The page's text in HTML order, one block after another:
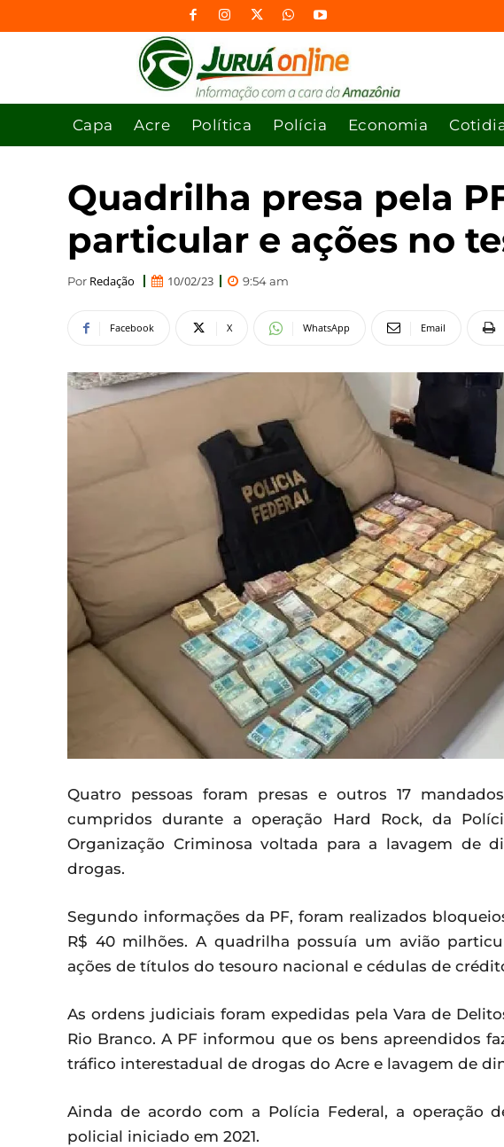
Capa Acre Política Polícia Economia
Quadrilha presa pela
particular e ações no
Por Redação 10/02/23 9:54 am
Facebook X WhatsApp Email
Quatro pessoas foram presas e outros 17
cumpridos durante a operação Hard Rock, da
Organização Criminosa voltada para a lavagem de
drogas.
Segundo informações da PF, foram realizados
R$ 40 milhões. A quadrilha possuía um avião
ações de títulos do tesouro nacional e cédulas de
As ordens judiciais foram expedidas pela Vara de
Rio Branco. A PF informou que os bens apreendidos
tráfico interestadual de drogas do Acre e lavagem de
Ainda de acordo com a Polícia Federal, a operação
policial iniciado em 2021.